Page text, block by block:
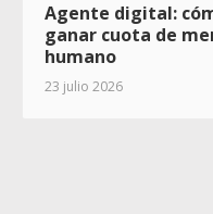
Agente digital:
ganar cuota de
humano
23 julio 2026